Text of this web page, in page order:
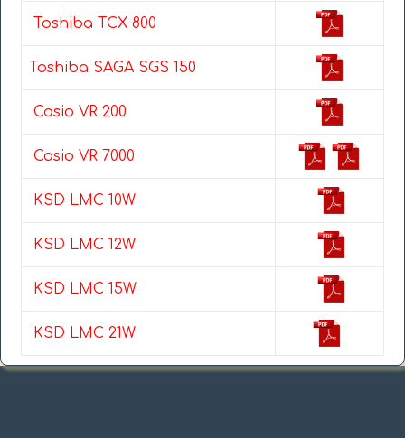
Toshiba TCX 800
Toshiba SAGA SGS 150
Casio VR 200
Casio VR 7000
KSD LMC 10W
KSD LMC 12W
KSD LMC 15W
KSD LMC 21W